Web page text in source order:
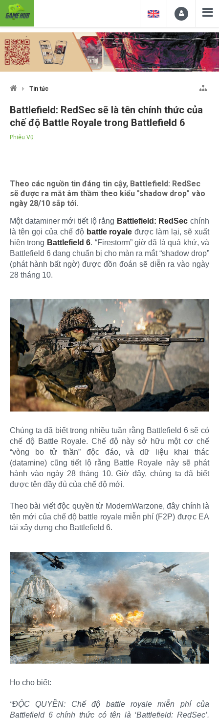
Tin tức
Battlefield: RedSec sẽ là tên chính thức của
chế độ Battle Royale trong Battlefield 6
Phiêu Vũ
Theo các nguồn tin đáng tin cậy, Battlefield: RedSec
sẽ được ra mắt âm thầm theo kiểu "shadow drop" vào
ngày 28/10 sắp tới.
Một dataminer mới tiết lộ rằng Battlefield: RedSec chính
là tên gọi của chế độ battle royale được làm lại, sẽ xuất
hiện trong Battlefield 6. “Firestorm” giờ đã là quá khứ, và
Battlefield 6 đang chuẩn bị cho màn ra mắt “shadow drop”
(phát hành bất ngờ) được đồn đoán sẽ diễn ra vào ngày
28 tháng 10.
Chúng ta đã biết trong nhiều tuần rằng Battlefield 6 sẽ có
chế độ Battle Royale. Chế độ này sở hữu một cơ chế
“vòng bo tử thần” độc đáo, và dữ liệu khai thác
(datamine) cũng tiết lộ rằng Battle Royale này sẽ phát
hành vào ngày 28 tháng 10. Giờ đây, chúng ta đã biết
được tên đầy đủ của chế độ mới.
Theo bài viết độc quyền từ ModernWarzone, đây chính là
tên mới của chế độ battle royale miễn phí (F2P) được EA
tái xây dựng cho Battlefield 6.
Họ cho biết:
“ĐỘC QUYỀN: Chế độ battle royale miễn phí của
Battlefield 6 chính thức có tên là ‘Battlefield: RedSec’.